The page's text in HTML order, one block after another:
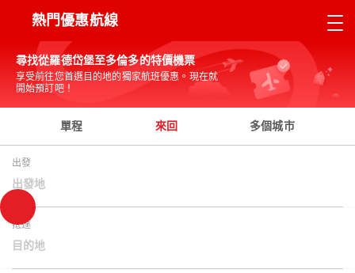
熱門優惠航線
尋找從羅德岱堡至多倫多的特價機票
享受前往您首選目的地的獨家航班優惠。現在就
開始預訂吧！
單程 來回 多個城市
出發
出發地
抵達
目的地